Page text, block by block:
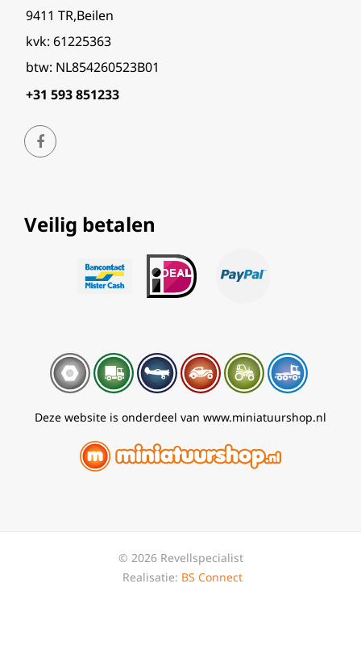
9411 TR,Beilen
kvk: 61225363
btw: NL854260523B01
+31 593 851233
Veilig betalen
Deze website is onderdeel van www.miniatuurshop.nl
© 2026 Revellspecialist
Realisatie: BS Connect